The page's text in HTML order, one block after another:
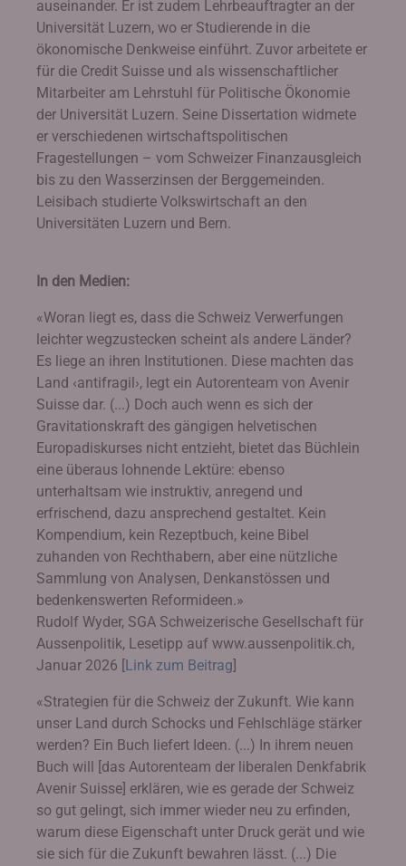
auseinander. Er ist zudem Lehrbeauftragter an der
Universität Luzern, wo er Studierende in die
ökonomische Denkweise einführt. Zuvor arbeitete er
für die Credit Suisse und als wissenschaftlicher
Mitarbeiter am Lehrstuhl für Politische Ökonomie
der Universität Luzern. Seine Dissertation widmete
er verschiedenen wirtschaftspolitischen
Fragestellungen – vom Schweizer Finanzausgleich
bis zu den Wasserzinsen der Berggemeinden.
Leisibach studierte Volkswirtschaft an den
Universitäten Luzern und Bern.
In den Medien:
«Woran liegt es, dass die Schweiz Verwerfungen
leichter wegzustecken scheint als andere Länder?
Es liege an ihren Institutionen. Diese machten das
Land ‹antifragil›, legt ein Autorenteam von Avenir
Suisse dar. (...) Doch auch wenn es sich der
Gravitationskraft des gängigen helvetischen
Europadiskurses nicht entzieht, bietet das Büchlein
eine überaus lohnende Lektüre: ebenso
unterhaltsam wie instruktiv, anregend und
erfrischend, dazu ansprechend gestaltet. Kein
Kompendium, kein Rezeptbuch, keine Bibel
zuhanden von Rechthabern, aber eine nützliche
Sammlung von Analysen, Denkanstössen und
bedenkenswerten Reformideen.»
Rudolf Wyder, SGA Schweizerische Gesellschaft für
Aussenpolitik, Lesetipp auf www.aussenpolitik.ch,
Januar 2026 [Link zum Beitrag]
«Strategien für die Schweiz der Zukunft. Wie kann
unser Land durch Schocks und Fehlschläge stärker
werden? Ein Buch liefert Ideen. (...) In ihrem neuen
Buch will [das Autorenteam der liberalen Denkfabrik
Avenir Suisse] erklären, wie es gerade der Schweiz
so gut gelingt, sich immer wieder neu zu erfinden,
warum diese Eigenschaft unter Druck gerät und wie
sie sich für die Zukunft bewahren lässt. (...) Die